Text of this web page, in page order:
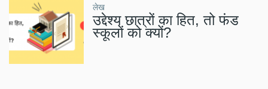
लेख
उद्देश्य छात्रों का हित, तो फंड
स्कूलों को क्यों?